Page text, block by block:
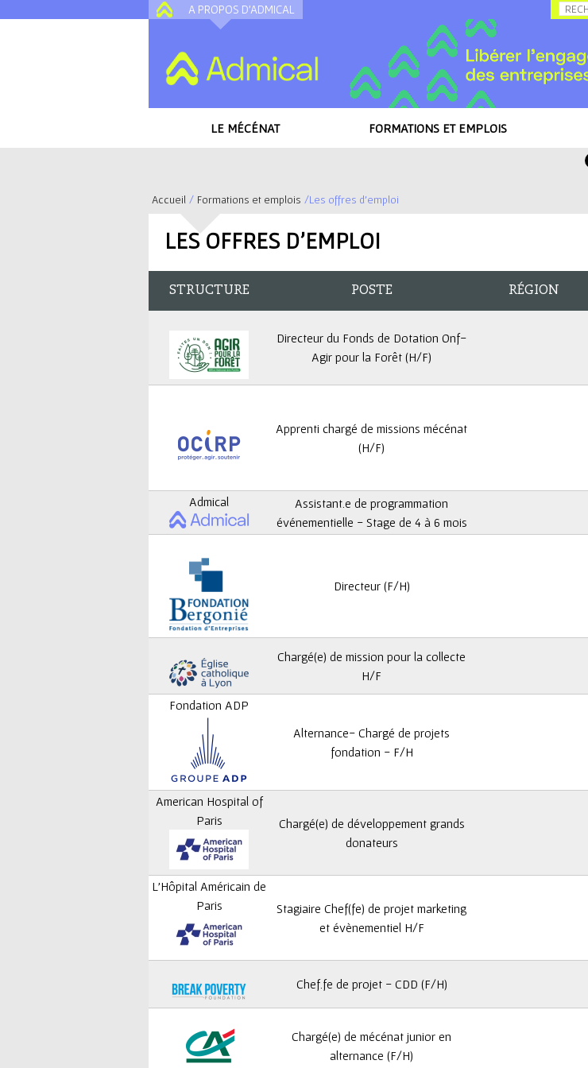
Allez au contenu
A PROPOS D'ADMICAL
LE MÉCÉNAT FORMATIONS ET EMPLOIS
t
i
Accueil / Formations et emplois /Les offres d'emploi
LES OFFRES D'EMPLOI
STRUCTURE POSTE RÉGION
Directeur du Fonds de Dotation Onf-
Agir pour la Forêt (H/F)
Apprenti chargé de missions mécénat
(H/F)
Admical
Assistant.e de programmation
événementielle - Stage de 4 à 6 mois
Directeur (F/H)
Chargé(e) de mission pour la collecte
H/F
Fondation ADP
Alternance- Chargé de projets
fondation - F/H
American Hospital of
Paris
Chargé(e) de développement grands
donateurs
L'Hôpital Américain de
Paris
Stagiaire Chef(fe) de projet marketing
et évènementiel H/F
Chef.fe de projet - CDD (F/H)
Chargé(e) de mécénat junior en
alternance (F/H)